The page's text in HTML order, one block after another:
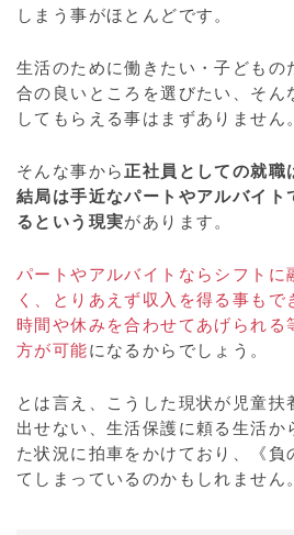
しまう事がほとんどです。
生活のために働きたい・子どもの
合の良いところを選びたい、そん
してもらえる事はまずありません。
そんな事から正社員としての就職
結局は手近なパートやアルバイト
るという現実があります。
パートやアルバイトならシフトに
く、とりあえず収入を得る事もで
時間や休みを合わせてあげられる
方が可能になるからでしょう。
とは言え、こうした現状が児童扶
出せない、生活保護に頼る生活か
た状況に拍車をかけており、《負
てしまっているのかもしれません。